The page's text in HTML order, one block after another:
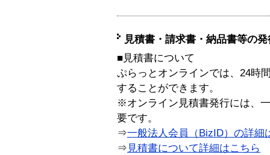
見積書・請求書・納品書等の
■見積書について
ぷらっとオンラインでは、24時
することができます。
※オンライン見積書発行には、
要です。
⇒一般法人会員（BizID）の詳細
⇒ 見積書について詳細はこちら